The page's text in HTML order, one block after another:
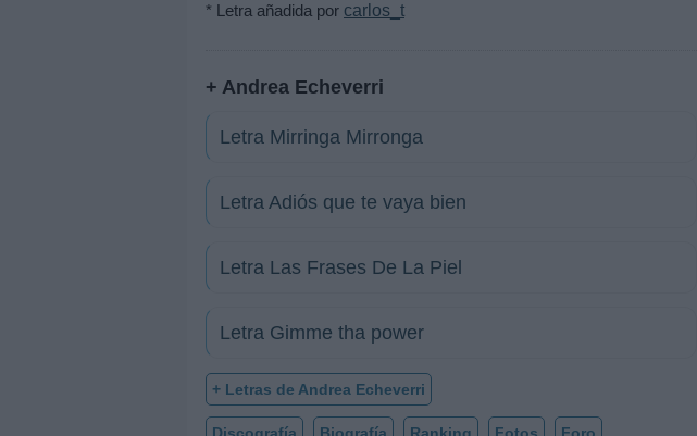
* Letra añadida por carlos_t
+ Andrea Echeverri
Letra Mirringa Mirronga
Letra Adiós que te vaya bien
Letra Las Frases De La Piel
Letra Gimme tha power
+ Letras de Andrea Echeverri